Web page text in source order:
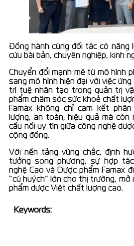
Đồng hành cùng đối tác có năng
cứu bài bản, chuyên nghiệp, kinh
Chuyển đổi mạnh mẽ từ mô hình
sang mô hình hiện đại với việc
trí tuệ nhân tạo trong quản trị
phẩm chăm sóc sức khoẻ chất
Famax không chỉ cam kết
lượng, an toàn, hiệu quả mà
cầu nối uy tín giữa công nghệ
cộng đồng.
Với nền tảng vững chắc, định
tưởng song phương, sự hợp
nghệ Cao và Dược phẩm Famax
“cú huých” lớn cho thị trường, mở
phẩm dược Việt chất lượng cao.
Keywords: